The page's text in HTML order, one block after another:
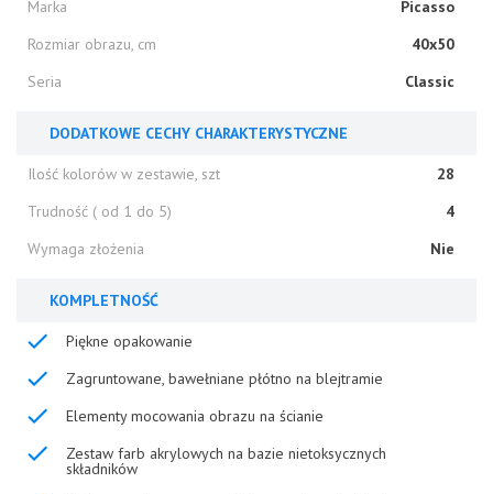
Marka
Picasso
Rozmiar obrazu, cm
40x50
Seria
Classic
DODATKOWE CECHY CHARAKTERYSTYCZNE
Ilość kolorów w zestawie, szt
28
Trudność ( od 1 do 5)
4
Wymaga złożenia
Nie
KOMPLETNOŚĆ
Piękne opakowanie
Zagruntowane, bawełniane płótno na blejtramie
Elementy mocowania obrazu na ścianie
Zestaw farb akrylowych na bazie nietoksycznych
składników